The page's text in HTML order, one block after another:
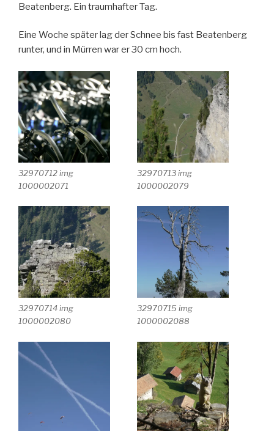
Beatenberg. Ein traumhafter Tag.
Eine Woche später lag der Schnee bis fast Beatenberg
runter, und in Mürren war er 30 cm hoch.
32970712 img
1000002071
32970713 img
1000002079
32970714 img
1000002080
32970715 img
1000002088